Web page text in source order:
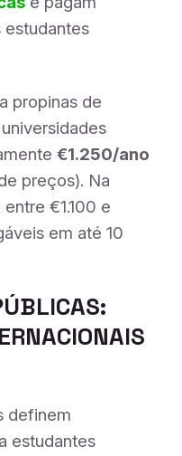
estudantes
propinas de
€1.250/ano
preços). Na
€1.100 e
em até 10
definem
estudantes